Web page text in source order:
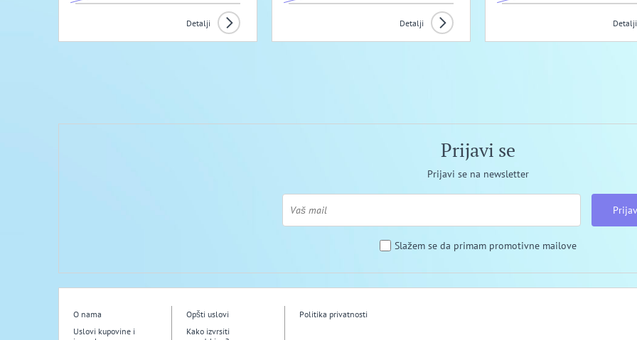
Detalji Detalji Detalji
Prijavi se
Prijavi se na newsletter
Slažem se da primam promotivne mailove
O nama Opšti uslovi
Politika privatnosti
Uslovi kupovine i
Kako izvrsiti